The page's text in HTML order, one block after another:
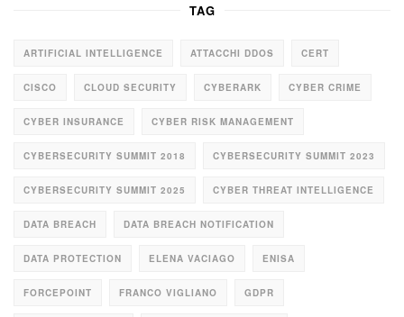
TAG
ARTIFICIAL INTELLIGENCE ATTACCHI DDOS CERT
CISCO CLOUD SECURITY CYBERARK CYBER CRIME
CYBER INSURANCE CYBER RISK MANAGEMENT
CYBERSECURITY SUMMIT 2018 CYBERSECURITY SUMMIT 2023
CYBERSECURITY SUMMIT 2025 CYBER THREAT INTELLIGENCE
DATA BREACH DATA BREACH NOTIFICATION
DATA PROTECTION ELENA VACIAGO ENISA
FORCEPOINT FRANCO VIGLIANO GDPR